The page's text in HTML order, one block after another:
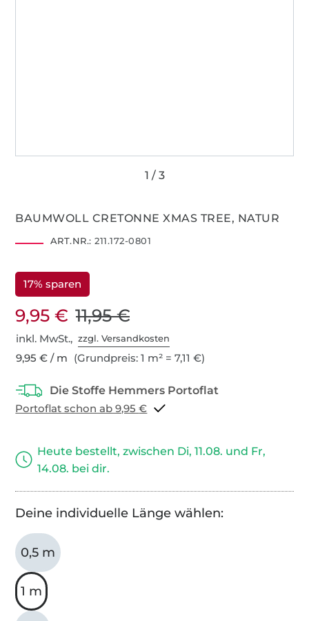
BAUMWOLL CRETONNE XMAS TREE, NATUR
ART.NR.: 211.172-0801
17% sparen
9,95 € 11,95 €
inkl. MwSt.,zzgl. Versandkosten
9,95 € / m (Grundpreis: 1 m² = 7,11 €)
Portoflat schon ab 9,95 €
Heute bestellt, zwischen Di, 11.08. und Fr,
14.08. bei dir.
Deine individuelle Länge wählen:
0,5 m
1 m